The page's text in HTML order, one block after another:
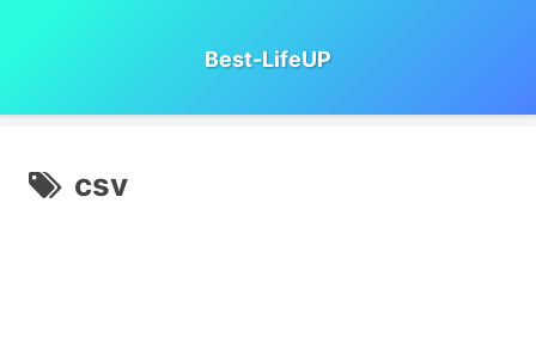
Best-LifeUP
csv